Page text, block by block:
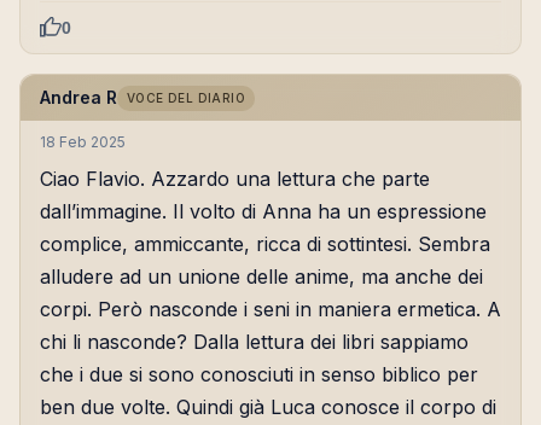
0
Andrea R VOCE DEL DIARIO
18 Feb 2025
Ciao Flavio. Azzardo una lettura che parte
dall’immagine. Il volto di Anna ha un espressione
complice, ammiccante, ricca di sottintesi. Sembra
alludere ad un unione delle anime, ma anche dei
corpi. Però nasconde i seni in maniera ermetica. A
chi li nasconde? Dalla lettura dei libri sappiamo
che i due si sono conosciuti in senso biblico per
ben due volte. Quindi già Luca conosce il corpo di